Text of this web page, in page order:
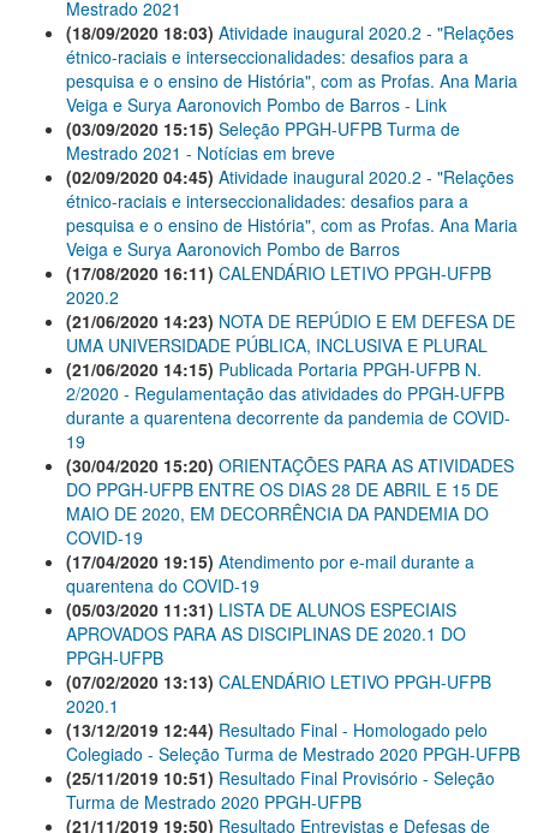
Mestrado 2021
(18/09/2020 18:03) Atividade inaugural 2020.2 - "Relações
étnico-raciais e interseccionalidades: desafios para a
pesquisa e o ensino de História", com as Profas. Ana Maria
Veiga e Surya Aaronovich Pombo de Barros - Link
(03/09/2020 15:15) Seleção PPGH-UFPB Turma de
Mestrado 2021 - Notícias em breve
(02/09/2020 04:45) Atividade inaugural 2020.2 - "Relações
étnico-raciais e interseccionalidades: desafios para a
pesquisa e o ensino de História", com as Profas. Ana Maria
Veiga e Surya Aaronovich Pombo de Barros
(17/08/2020 16:11) CALENDÁRIO LETIVO PPGH-UFPB
2020.2
(21/06/2020 14:23) NOTA DE REPÚDIO E EM DEFESA DE
UMA UNIVERSIDADE PÚBLICA, INCLUSIVA E PLURAL
(21/06/2020 14:15) Publicada Portaria PPGH-UFPB N.
2/2020 - Regulamentação das atividades do PPGH-UFPB
durante a quarentena decorrente da pandemia de COVID-
19
(30/04/2020 15:20) ORIENTAÇÕES PARA AS ATIVIDADES
DO PPGH-UFPB ENTRE OS DIAS 28 DE ABRIL E 15 DE
MAIO DE 2020, EM DECORRÊNCIA DA PANDEMIA DO
COVID-19
(17/04/2020 19:15) Atendimento por e-mail durante a
quarentena do COVID-19
(05/03/2020 11:31) LISTA DE ALUNOS ESPECIAIS
APROVADOS PARA AS DISCIPLINAS DE 2020.1 DO
PPGH-UFPB
(07/02/2020 13:13) CALENDÁRIO LETIVO PPGH-UFPB
2020.1
(13/12/2019 12:44) Resultado Final - Homologado pelo
Colegiado - Seleção Turma de Mestrado 2020 PPGH-UFPB
(25/11/2019 10:51) Resultado Final Provisório - Seleção
Turma de Mestrado 2020 PPGH-UFPB
(21/11/2019 19:50) Resultado Entrevistas e Defesas de